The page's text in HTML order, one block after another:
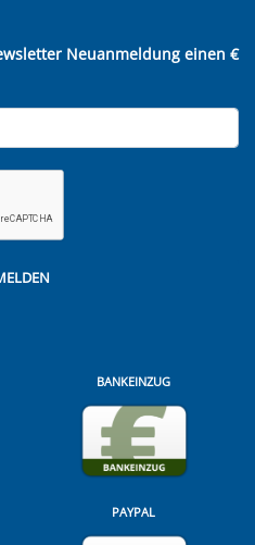
Neuanmeldung einen €
BANKEINZUG
PAYPAL